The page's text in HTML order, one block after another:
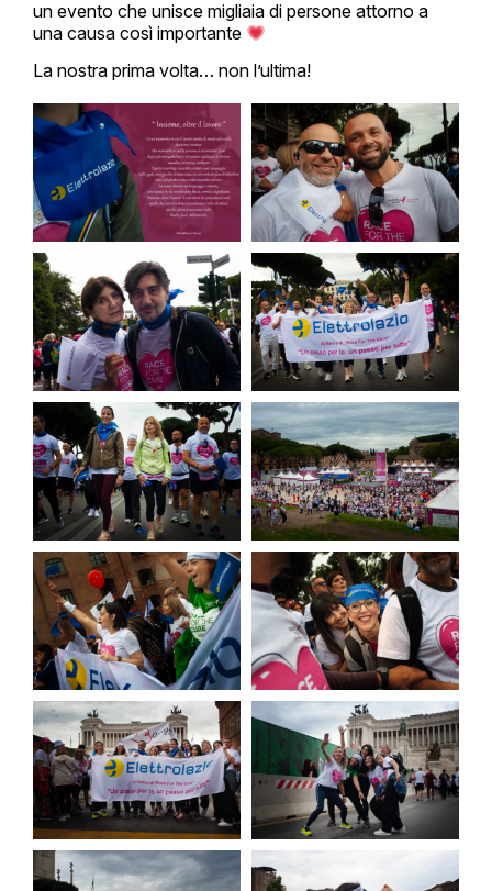
un evento che unisce migliaia di persone attorno a
una causa così importante
La nostra prima volta… non l’ultima!